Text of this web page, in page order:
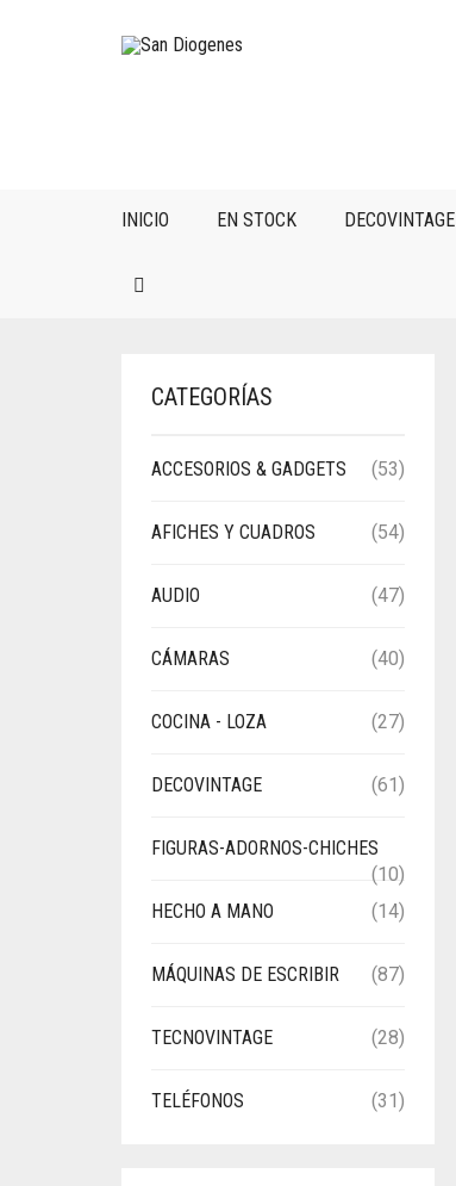
INICIO EN STOCK DECOVINTAGE
CATEGORÍAS
ACCESORIOS & GADGETS (53)
AFICHES Y CUADROS (54)
AUDIO (47)
CÁMARAS (40)
COCINA - LOZA (27)
DECOVINTAGE (61)
FIGURAS-ADORNOS-CHICHES
(10)
HECHO A MANO
(14)
MÁQUINAS DE ESCRIBIR (87)
TECNOVINTAGE (28)
TELÉFONOS (31)